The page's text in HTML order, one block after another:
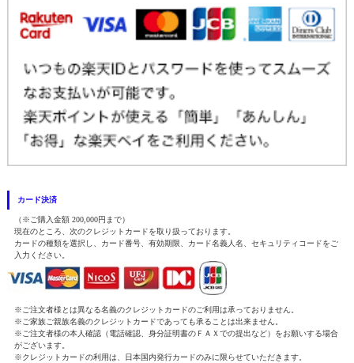
カード決済
（※ご購入金額 200,000円まで）
現在のところ、次のクレジットカードを取り扱っております。
カードの種類を選択し、カード番号、有効期限、カード名義人名、セキュリティコードをご
入力ください。
※ご注文者様とは異なる名義のクレジットカードのご利用は承っておりません。
※ご家族ご親族名義のクレジットカードであっても承ることは出来ません。
※ご注文者様の本人確認（電話確認、身分証明書のＦＡＸでの提出など）をお願いする場合
がございます。
※クレジットカードの利用は、日本国内発行カードのみに限らせていただきます。